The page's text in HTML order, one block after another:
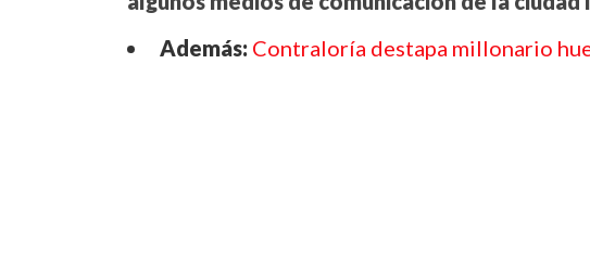
Además: Contraloría destapa millonario